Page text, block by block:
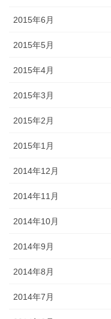
2015年6月
2015年5月
2015年4月
2015年3月
2015年2月
2015年1月
2014年12月
2014年11月
2014年10月
2014年9月
2014年8月
2014年7月